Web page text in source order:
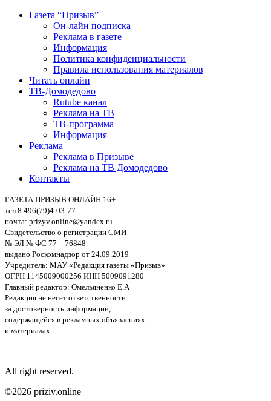
Газета “Призыв”
Он-лайн подписка
Реклама в газете
Информация
Политика конфиденциальности
Правила использования материалов
Читать онлайн
ТВ-Домодедово
Rutube канал
Реклама на ТВ
ТВ-программа
Информация
Реклама
Реклама в Призыве
Реклама на ТВ Домодедово
Контакты
ГАЗЕТА ПРИЗЫВ ОНЛАЙН 16+
тел.8 496(79)4-03-77
почта: prizyv.online@yandex.ru
Свидетельство о регистрации СМИ
№ ЭЛ № ФС 77 – 76848
выдано Роскомнадзор от 24.09.2019
Учредитель: МАУ «Редакция газеты «Призыв»
ОГРН 1145009000256 ИНН 5009091280
Главный редактор: Омельяненко Е.А
Редакция не несет ответственности
за достоверность информации,
содержащейся в рекламных объявлениях
и материалах.
All right reserved.
©2026 priziv.online